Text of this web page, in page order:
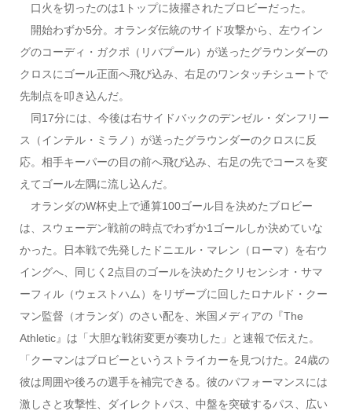
口火を切ったのは1トップに抜擢されたブロビーだった。
開始わずか5分。オランダ伝統のサイド攻撃から、左ウイン
グのコーディ・ガクポ（リバプール）が送ったグラウンダーの
クロスにゴール正面へ飛び込み、右足のワンタッチシュートで
先制点を叩き込んだ。
同17分には、今後は右サイドバックのデンゼル・ダンフリー
ス（インテル・ミラノ）が送ったグラウンダーのクロスに反
応。相手キーパーの目の前へ飛び込み、右足の先でコースを変
えてゴール左隅に流し込んだ。
オランダのW杯史上で通算100ゴール目を決めたブロビー
は、スウェーデン戦前の時点でわずか1ゴールしか決めていな
かった。日本戦で先発したドニエル・マレン（ローマ）を右ウ
イングへ、同じく2点目のゴールを決めたクリセンシオ・サマ
ーフィル（ウェストハム）をリザーブに回したロナルド・クー
マン監督（オランダ）のさい配を、米国メディアの『The
Athletic』は「大胆な戦術変更が奏功した」と速報で伝えた。
「クーマンはブロビーというストライカーを見つけた。24歳の
彼は周囲や後ろの選手を補完できる。彼のパフォーマンスには
激しさと攻撃性、ダイレクトパス、中盤を突破するパス、広い